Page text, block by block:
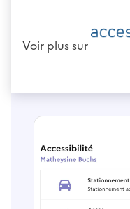
Voir plus sur